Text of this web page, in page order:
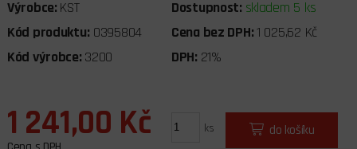
Výrobce: KST Dostupnost: skladem 5 ks
Kód produktu: 0395804 Cena bez DPH:1 025,62 Kč
Kód výrobce: 3200 DPH: 21%
1 241,00 Kč ks do košíku